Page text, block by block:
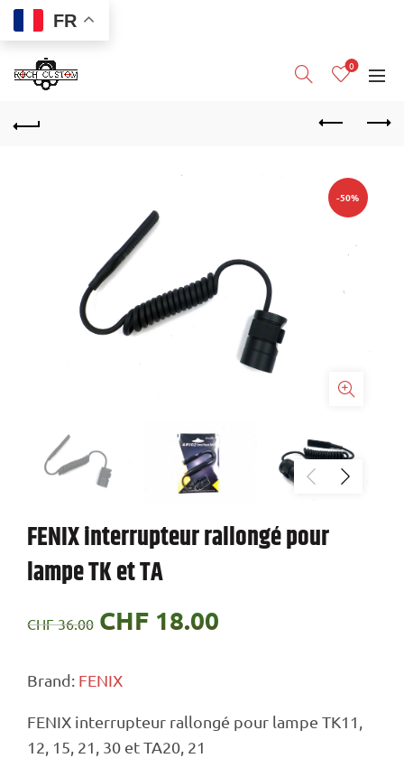
FR
0
-50%
FENIX interrupteur rallongé pour
lampe TK et TA
CHF36.00 Le
était :
CHF 18.00
est :
Brand: FENIX
FENIX interrupteur rallongé pour lampe TK11,
12, 15, 21, 30 et TA20, 21